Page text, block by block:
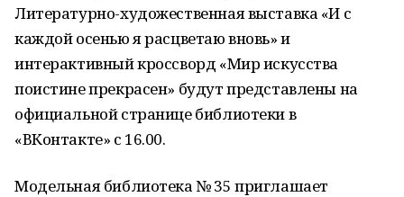
Литературно-художественная выставка «И с
каждой осенью я расцветаю вновь» и
интерактивный кроссворд «Мир искусства
поистине прекрасен» будут представлены на
официальной странице библиотеки в
«ВКонтакте» с 16.00.
Модельная библиотека № 35 приглашает